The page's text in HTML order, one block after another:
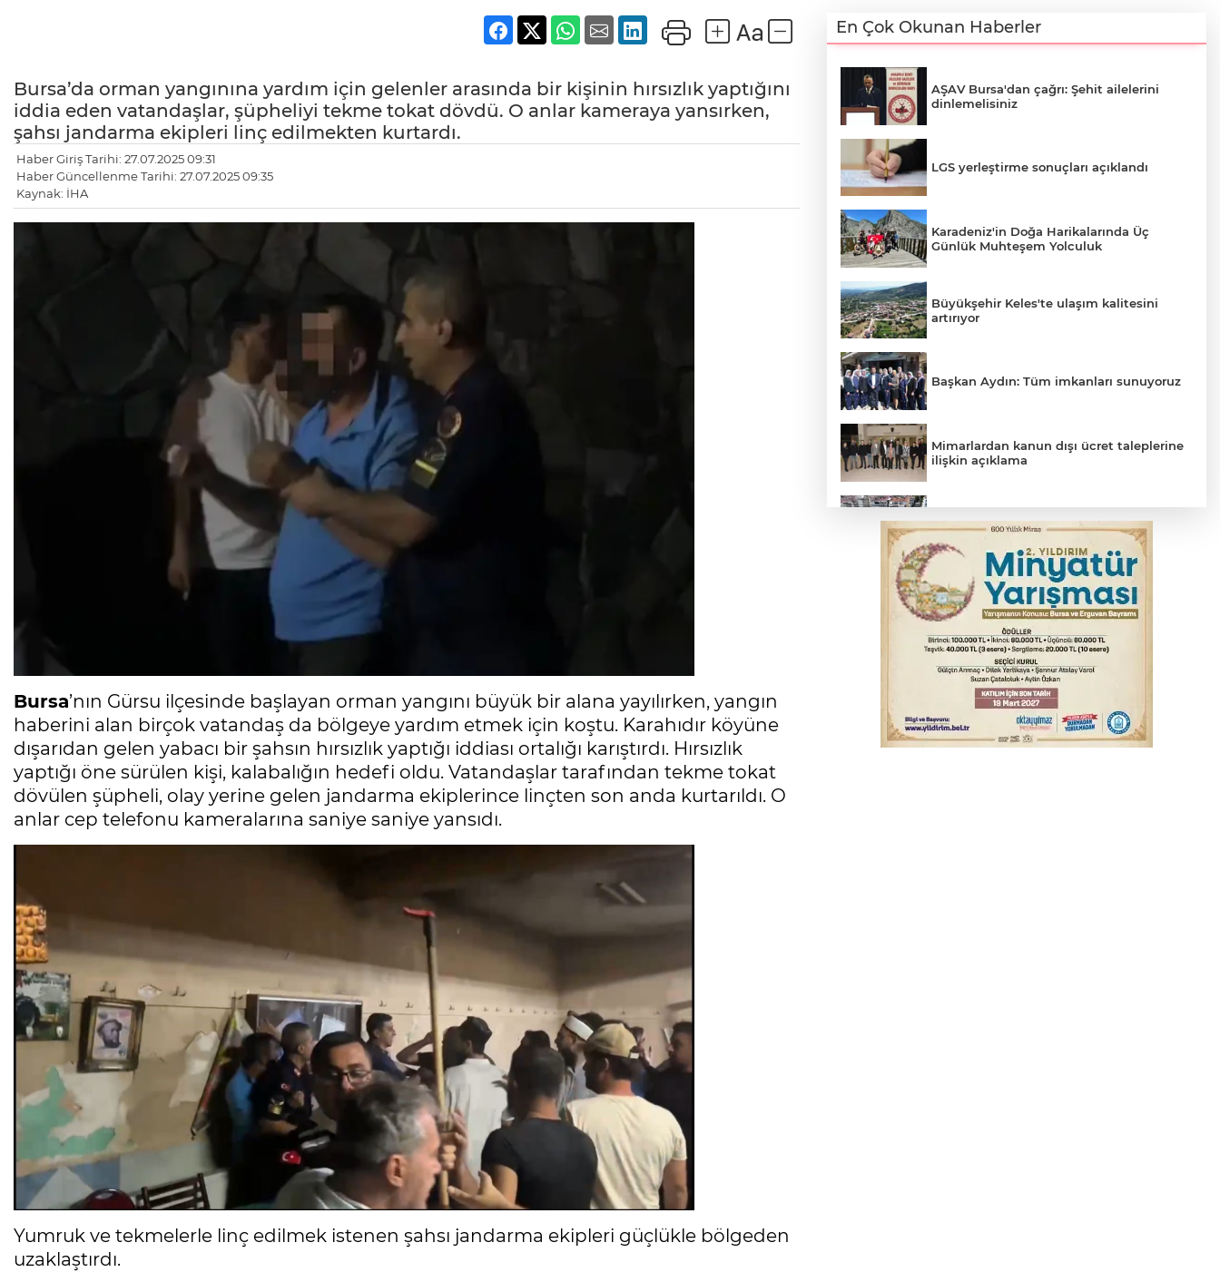
Bursa’da orman yangınına yardım için gelenler arasında bir kişinin hırsızlık yaptığını
iddia eden vatandaşlar, şüpheliyi tekme tokat dövdü. O anlar kameraya yansırken,
şahsı jandarma ekipleri linç edilmekten kurtardı.
Haber Giriş Tarihi: 27.07.2025 09:31
Haber Güncellenme Tarihi: 27.07.2025 09:35
Kaynak: İHA
Bursa’nın Gürsu ilçesinde başlayan orman yangını büyük bir alana yayılırken, yangın
haberini alan birçok vatandaş da bölgeye yardım etmek için koştu. Karahıdır köyüne
dışarıdan gelen yabacı bir şahsın hırsızlık yaptığı iddiası ortalığı karıştırdı. Hırsızlık
yaptığı öne sürülen kişi, kalabalığın hedefi oldu. Vatandaşlar tarafından tekme tokat
dövülen şüpheli, olay yerine gelen jandarma ekiplerince linçten son anda kurtarıldı. O
anlar cep telefonu kameralarına saniye saniye yansıdı.
Yumruk ve tekmelerle linç edilmek istenen şahsı jandarma ekipleri güçlükle bölgeden
uzaklaştırdı.
En Çok Okunan Haberler
AŞAV Bursa'dan çağrı: Şehit ailelerini
dinlemelisiniz
LGS yerleştirme sonuçları açıklandı
Karadeniz'in Doğa Harikalarında Üç
Günlük Muhteşem Yolculuk
Büyükşehir Keles'te ulaşım kalitesini
artırıyor
Başkan Aydın: Tüm imkanları sunuyoruz
Mimarlardan kanun dışı ücret taleplerine
ilişkin açıklama
Başkan Dalgıç: Denizler halkındır
Bursa'da kontrolden çıkan araç orta
refüje çıktı
Bursa'da akıma kapılan mühendis ağır
yaralandı
Bursa'da tavuk çiftliğinde yangın